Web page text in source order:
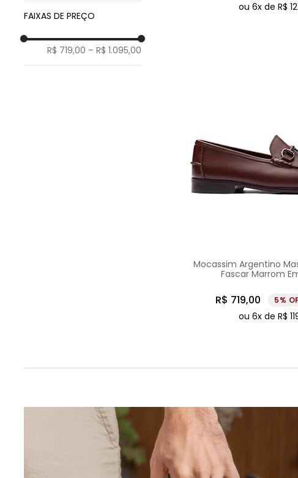
41
42
Cano Alto
Penny Loafer
Ankle Boot
FAIXAS DE PREÇO
R$ 719,00 – R$ 1.095,00
ou6x deR$
Mocassim Argentino
Fascar Marrom
R$ 719,00 5%
ou 6x de R$